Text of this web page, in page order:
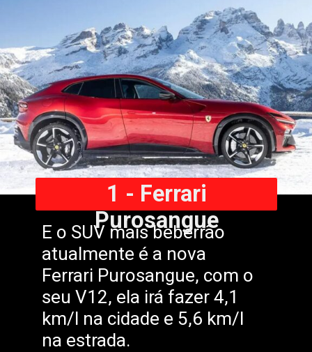
E o SUV mais beberrão
atualmente é a nova
Ferrari Purosangue, com o
seu V12, ela irá fazer 4,1
km/l na cidade e 5,6 km/l
na estrada.
1 - Ferrari
Purosangue